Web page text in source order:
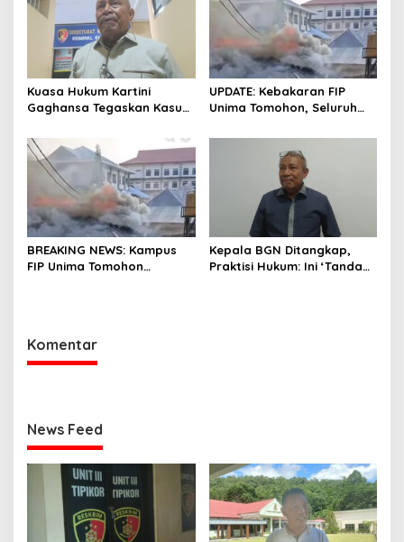
Kuasa Hukum Kartini
Gaghansa Tegaskan Kasus
Buktikan Dua Alat Bukti Sah
UPDATE: Kebakaran FIP
Unima Tomohon, Seluruh
Terbakar
BREAKING NEWS: Kampus
FIP Unima Tomohon
Kepala BGN Ditangkap,
Praktisi Hukum: Ini ‘Tanda
Komentar
News Feed